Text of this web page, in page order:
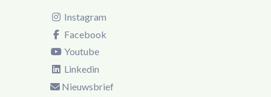
Instagram
Facebook
Youtube
Linkedin
Nieuwsbrief